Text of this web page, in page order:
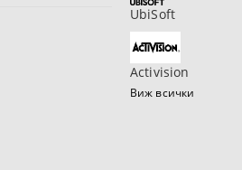
UbiSoft
Activision
Виж всички